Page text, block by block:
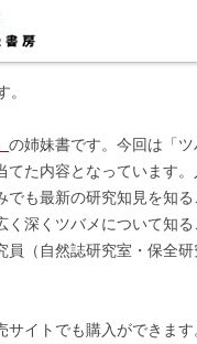
の姉妹書です。今回は「
た内容となっています
も最新の研究知見を知る
深くツバメについて知
（自然誌研究室・保全
イトでも購入ができます